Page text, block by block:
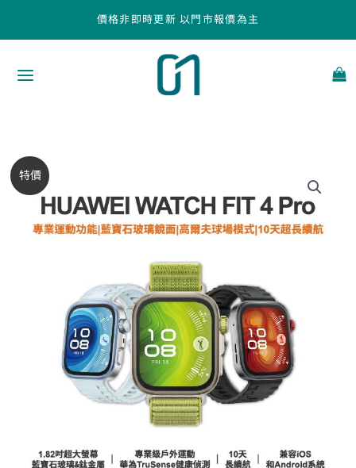
價格非即時更新 以門市報價為主
特價
始
格：
NT$9,990。
前
格：
NT$8,990。
【HUAWEI】
憲
WATCH